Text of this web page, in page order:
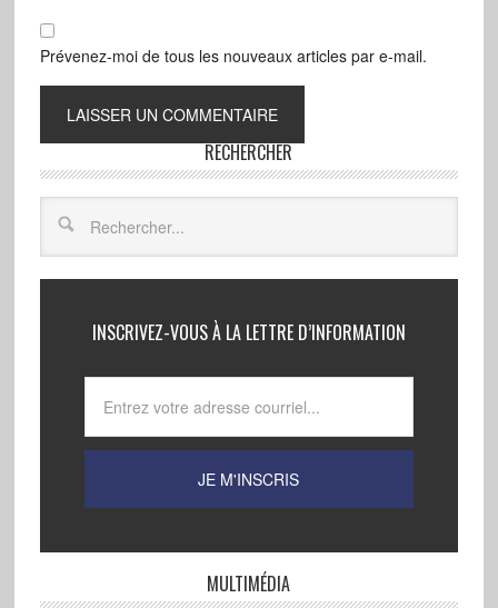
Prévenez-moi de tous les nouveaux articles par e-mail.
RECHERCHER
INSCRIVEZ-VOUS À LA LETTRE D’INFORMATION
MULTIMÉDIA